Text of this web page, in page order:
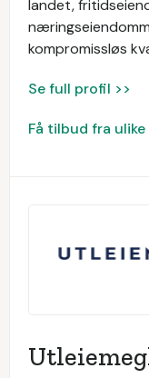
landet,
kompromissløs
Se full profil >>
Få tilbud fra